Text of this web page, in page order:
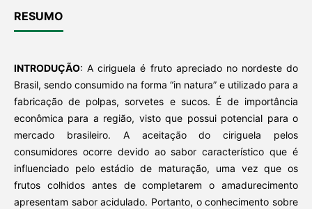
RESUMO
INTRODUÇÃO: A ciriguela é fruto apreciado no nordeste do
Brasil, sendo consumido na forma “in natura” e utilizado para a
fabricação de polpas, sorvetes e sucos. É de importância
econômica para a região, visto que possui potencial para o
mercado brasileiro. A aceitação do ciriguela pelos
consumidores ocorre devido ao sabor característico que é
influenciado pelo estádio de maturação, uma vez que os
frutos colhidos antes de completarem o amadurecimento
apresentam sabor acidulado. Portanto, o conhecimento sobre